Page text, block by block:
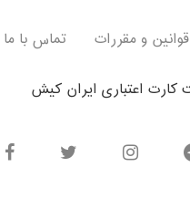
قوانین و مقررات تماس با ما